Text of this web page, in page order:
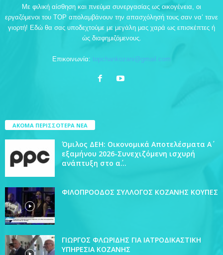
Με φιλική αίσθηση και πνεύμα συνεργασίας ως οικογένεια, οι
εργαζόμενοι του TOP απολαμβάνουν την απασχόλησή τους σαν να’ τανε
γιορτή! Εδώ θα σας υποδεχτούμε με μεγάλη μας χαρά ως επισκέπτες ή
ώς διαφημιζόμενους.
Επικοινωνία: topchankozani@gmail.com
ΑΚΟΜΑ ΠΕΡΙΣΣΟΤΕΡΑ ΝΕΑ
Όμιλος ΔΕΗ: Οικονομικά Αποτελέσματα Α΄
εξαμήνου 2026-Συνεχιζόμενη ισχυρή
ανάπτυξη στο α΄...
ΦΙΛΟΠΡΟΟΔΟΣ ΣΥΛΛΟΓΟΣ ΚΟΖΑΝΗΣ ΚΟΥΠΕΣ
ΓΙΩΡΓΟΣ ΦΛΩΡΙΔΗΣ ΓΙΑ ΙΑΤΡΟΔΙΚΑΣΤΙΚΗ
ΥΠΗΡΕΣΙΑ ΚΟΖΑΝΗΣ